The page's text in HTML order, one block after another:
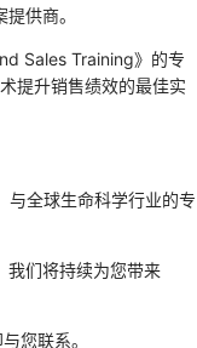
供商。
Sales Training》的专
提升销售绩效的最佳实
全球生命科学行业的专
我们将持续为您带来
您联系。